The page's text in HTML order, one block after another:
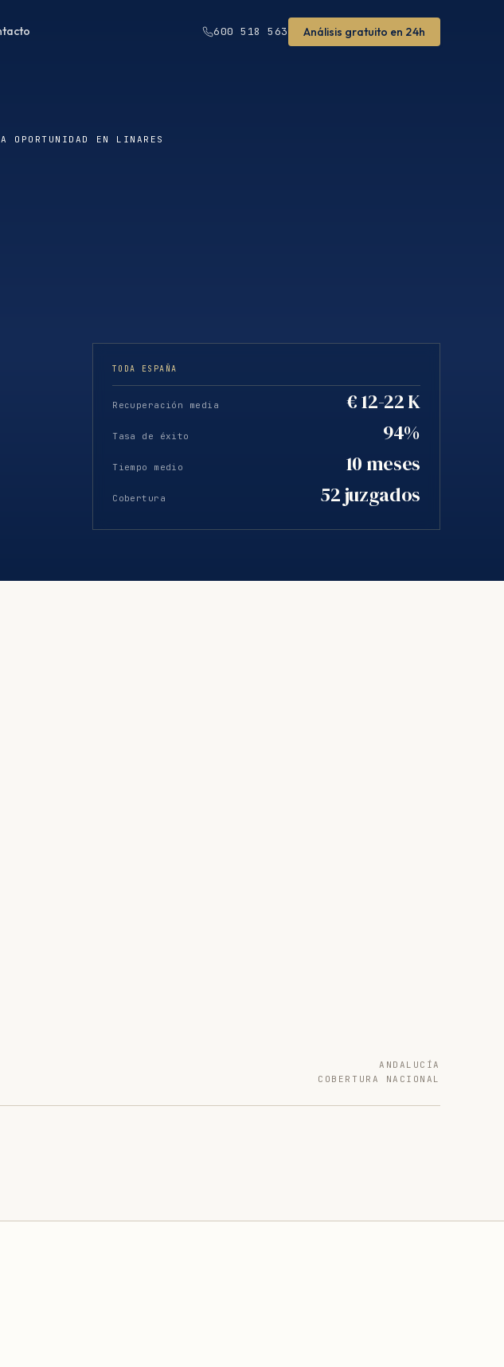
600 518 563 Análisis gratuito en 24h
OPORTUNIDAD EN LINARES
TODA ESPAÑA
Recuperación media € 12-22 K
Tasa de éxito 94%
Tiempo medio 10 meses
Cobertura 52 juzgados
ANDALUCÍA
COBERTURA NACIONAL